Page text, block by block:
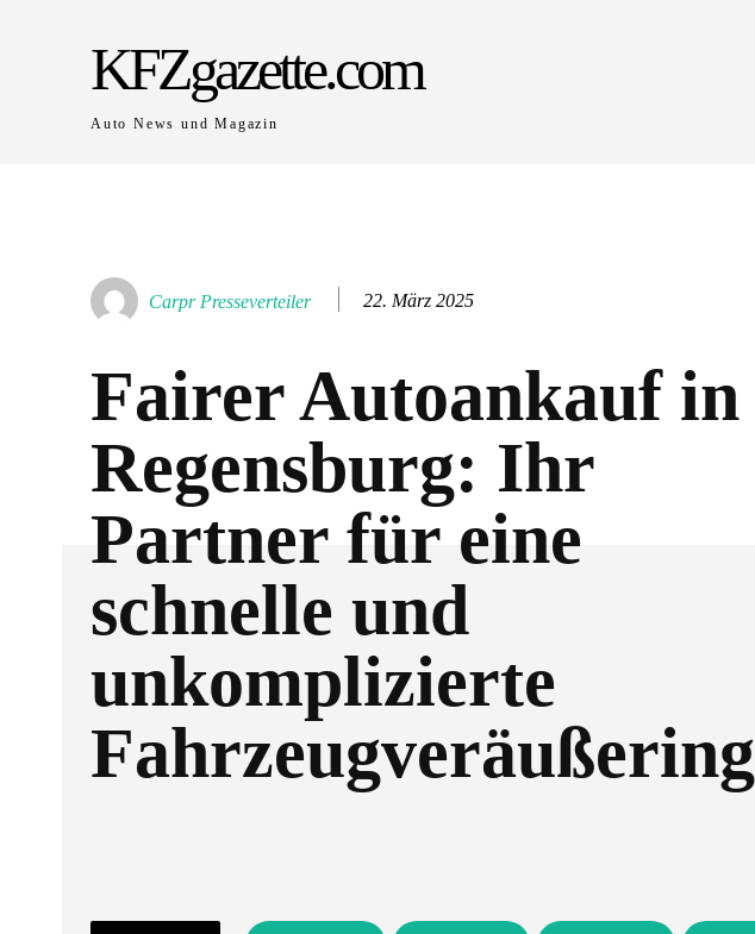
KFZgazette.com
Auto News und Magazin
Carpr Presseverteiler 22. März 2025
Fairer Autoankauf in
Regensburg: Ihr
Partner für eine
schnelle und
unkomplizierte
Fahrzeugveräußering